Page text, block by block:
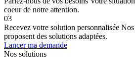
coeur de notre attention.
03
Recevez votre solution personnalisée
proposent des solutions adaptées.
Lancer ma demande
Nos solutions